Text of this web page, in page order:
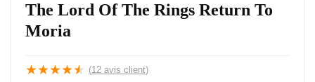
The Lord Of The Rings Return To
Moria
★★★★★ (12 avis client)